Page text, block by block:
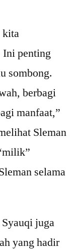
kita
Ini penting
sombong.
berbagi
manfaat,”
Sleman
selama
juga
yang hadir